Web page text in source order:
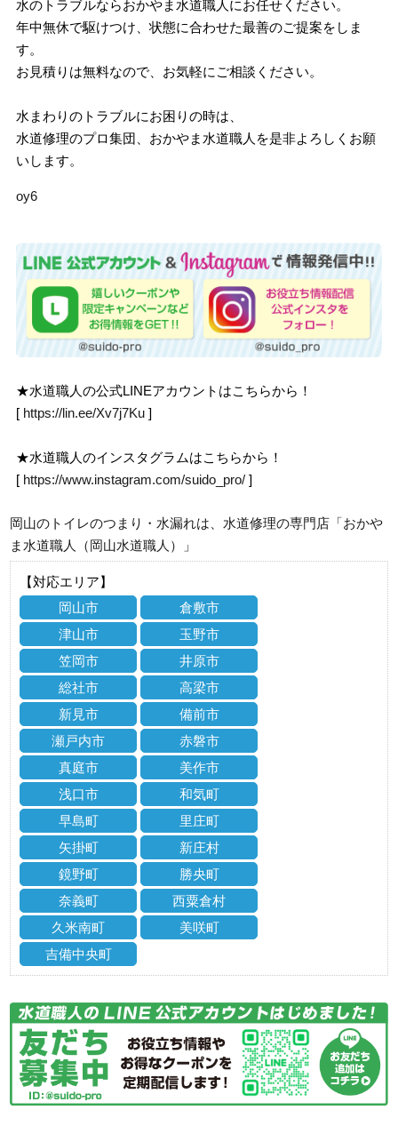
水のトラブルならおかやま水道職人にお任せください。
年中無休で駆けつけ、状態に合わせた最善のご提案をしま
す。
お見積りは無料なので、お気軽にご相談ください。
水まわりのトラブルにお困りの時は、
水道修理のプロ集団、おかやま水道職人を是非よろしくお願
いします。
oy6
★水道職人の公式LINEアカウントはこちらから！
[ https://lin.ee/Xv7j7Ku ]
★水道職人のインスタグラムはこちらから！
[ https://www.instagram.com/suido_pro/ ]
岡山のトイレのつまり・水漏れは、水道修理の専門店「おかや
ま水道職人（岡山水道職人）」
【対応エリア】
岡山市
倉敷市
津山市
玉野市
笠岡市
井原市
総社市
高梁市
新見市
備前市
瀬戸内市
赤磐市
真庭市
美作市
浅口市
和気町
早島町
里庄町
矢掛町
新庄村
鏡野町
勝央町
奈義町
西粟倉村
久米南町
美咲町
吉備中央町